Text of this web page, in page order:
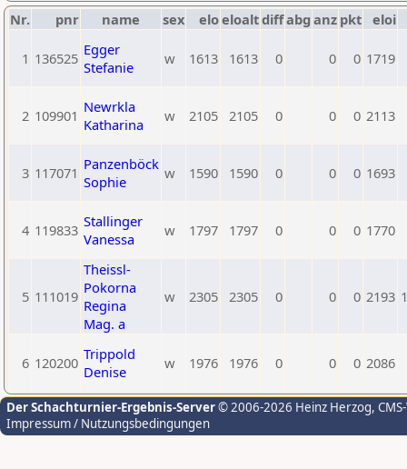
Nr. pnr name sex eloeloaltdiffabg anz pkt eloi
1 136525 Egger
Stefanie
w 1613 1613 0 0 0 1719
2 109901 Newrkla
Katharina
w 2105 2105 0 0 0 2113
3 117071 Panzenböck
Sophie
w 1590 1590 0 0 0 1693
4 119833 Stallinger
Vanessa
w 1797 1797 0 0 0 1770
5 111019
Theissl-
Pokorna
Regina
Mag. a
w 2305 2305 0 0 0 2193
6 120200 Trippold
Denise
w 1976 1976 0 0 0 2086
Der Schachturnier-Ergebnis-Server© 2006-2026 Heinz Herzog,
Impressum / Nutzungsbedingungen